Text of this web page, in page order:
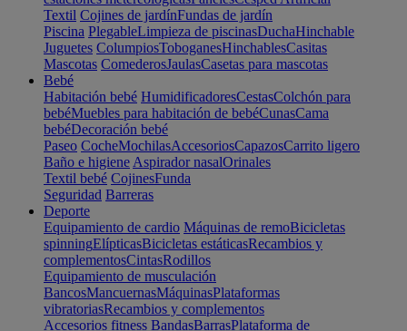
Textil Cojines de jardínFundas de jardín
Piscina PlegableLimpieza de piscinasDuchaHinchable
Juguetes ColumpiosToboganesHinchablesCasitas
Mascotas ComederosJaulasCasetas para mascotas
Bebé
Habitación bebé HumidificadoresCestasColchón para
bebéMuebles para habitación de bebéCunasCama
bebéDecoración bebé
Paseo CocheMochilasAccesoriosCapazosCarrito ligero
Baño e higiene Aspirador nasalOrinales
Textil bebé CojinesFunda
Seguridad Barreras
Deporte
Equipamiento de cardio Máquinas de remoBicicletas
spinningElípticasBicicletas estáticasRecambios y
complementosCintasRodillos
Equipamiento de musculación
BancosMancuernasMáquinasPlataformas
vibratoriasRecambios y complementos
Accesorios fitness BandasBarrasPlataforma de